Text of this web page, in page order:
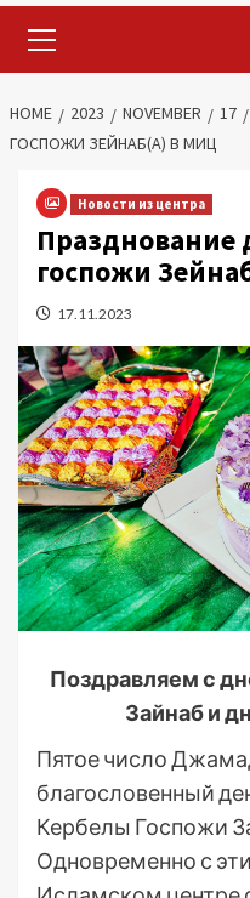
Menu
HOME 2023 NOVEMBER 17
ГОСПОЖИ ЗЕЙНАБ(А) В МИЦ
Новости из центра
госпожи
17.11.2023
Поздравляем с
Зайнаб и
Пятое число
благословенный
Кербелы Госпожи
Одновременно с